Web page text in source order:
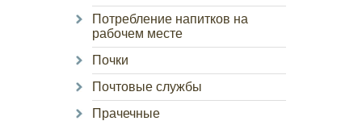
Потребление напитков на
рабочем месте
Почки
Почтовые службы
Прачечные